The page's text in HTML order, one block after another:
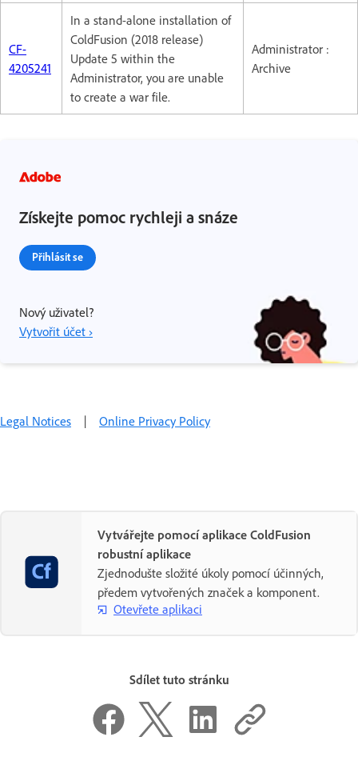
CF-
4205241
In a stand-alone installation of
ColdFusion (2018 release)
Update 5 within the
Administrator, you are unable
to create a war file.
Administrator :
Archive
Získejte pomoc rychleji a snáze
Přihlásit se
Nový uživatel?
Vytvořit účet ›
Legal Notices | Online Privacy Policy
Vytvářejte pomocí aplikace ColdFusion
robustní aplikace
Zjednodušte složité úkoly pomocí účinných,
předem vytvořených značek a komponent.
Otevřete aplikaci
Sdílet tuto stránku